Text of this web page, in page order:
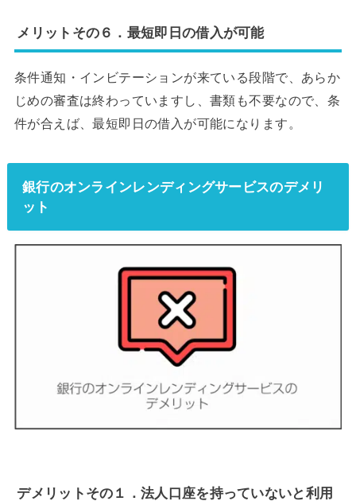
メリットその６．最短即日の借入が可能
条件通知・インビテーションが来ている段階で、あらか
じめの審査は終わっていますし、書類も不要なので、条
件が合えば、最短即日の借入が可能になります。
銀行のオンラインレンディングサービスのデメリ
ット
デメリットその１．法人口座を持っていないと利用